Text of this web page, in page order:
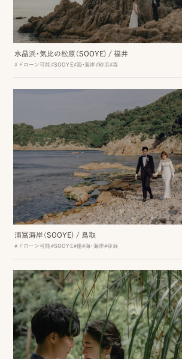
ト
ー
談
お
問
合
わ
お
申
し
込
水晶浜・気比の松原（SOOYE) /福井
#ドローン可能#SOOYE#海・海岸 #砂浜#森
浦冨海岸（SOOYE) / 鳥取
#ドローン可能#SOOYE#崖#海・海岸#砂浜